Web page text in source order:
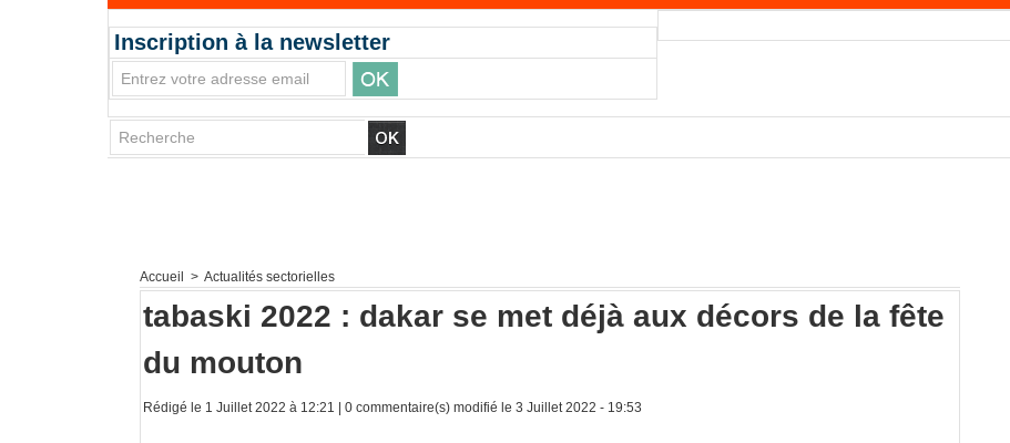
Inscription à la newsletter
Accueil > Actualités sectorielles
tabaski 2022 : dakar se met déjà aux décors de la fête
du mouton
Rédigé le 1 Juillet 2022 à 12:21 | 0 commentaire(s) modifié le 3 Juillet 2022 - 19:53